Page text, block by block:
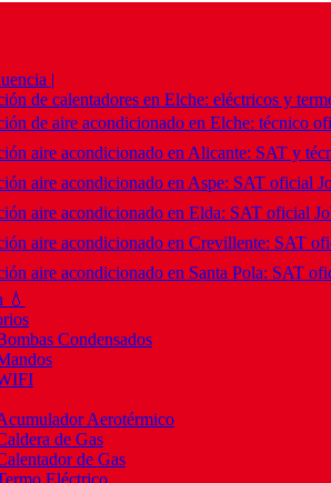
|
de calentadores en Elche: eléctricos y
de aire acondicionado en Elche: técnico
aire acondicionado en Alicante: SAT y
aire acondicionado en Aspe: SAT oficial
aire acondicionado en Elda: SAT oficial
aire acondicionado en Crevillente: SAT
aire acondicionado en Santa Pola: SAT
💧
Condensados
Aerotérmico
de Gas
de Gas
Eléctrico